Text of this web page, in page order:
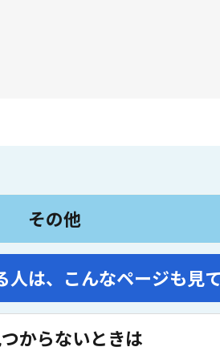
その他
は、 こんなページも見
からないときは